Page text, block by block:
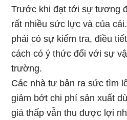
Trước khi đạt tới sự tương
rất nhiều sức lực và của
phải có sự kiểm tra, điều
cách có ý thức đối với sự
trường.
Các nhà tư bản ra sức tìm
giảm bớt chi phí sản xuất
giá thấp vẫn thu được lợi